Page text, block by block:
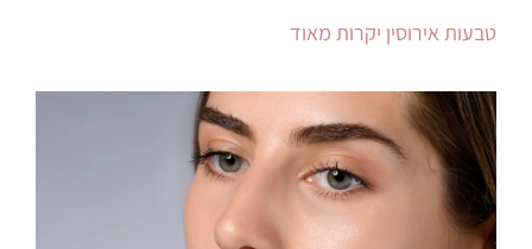
טבעות אירוסין יקרות מאוד